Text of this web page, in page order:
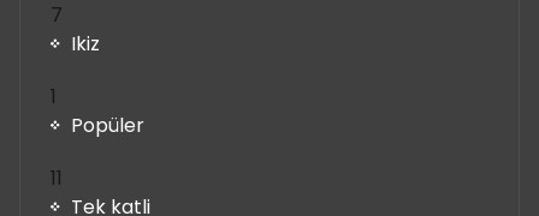
7
ürün
Ikiz
1
ürün
Popüler
11
ürün
Tek katli